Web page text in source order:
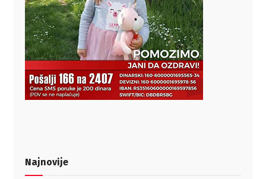
Najnovije